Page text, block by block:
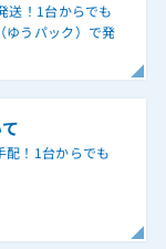
送！1台からでも
ゆうパック）で発
配！1台からでも